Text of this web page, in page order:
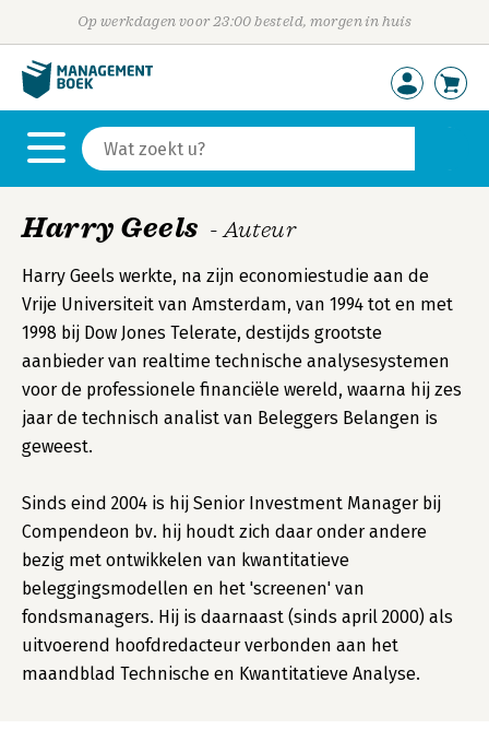
Op werkdagen voor 23:00 besteld, morgen in huis
Harry Geels - Auteur
Harry Geels werkte, na zijn economiestudie aan de
Vrije Universiteit van Amsterdam, van 1994 tot en met
1998 bij Dow Jones Telerate, destijds grootste
aanbieder van realtime technische analysesystemen
voor de professionele financiële wereld, waarna hij zes
jaar de technisch analist van Beleggers Belangen is
geweest.
Sinds eind 2004 is hij Senior Investment Manager bij
Compendeon bv. hij houdt zich daar onder andere
bezig met ontwikkelen van kwantitatieve
beleggingsmodellen en het 'screenen' van
fondsmanagers. Hij is daarnaast (sinds april 2000) als
uitvoerend hoofdredacteur verbonden aan het
maandblad Technische en Kwantitatieve Analyse.